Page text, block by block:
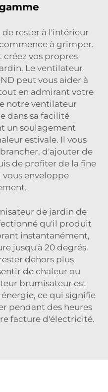
de rester à l'intérieur
à grimper.
créez vos propres
Le ventilateur
peut vous aider à
en admirant votre
notre ventilateur
dans sa facilité
un soulagement
estivale. Il vous
d'ajouter de
de profiter de la fine
enveloppe
de jardin de
qu'il produit
instantanément,
jusqu'à 20 degrés.
dehors plus
de chaleur ou
brumisateur est
ce qui signifie
pendant des heures
facture d'électricité.